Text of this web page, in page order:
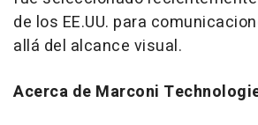
de los EE.UU. para
allá del alcance visual.
Acerca de Marconi